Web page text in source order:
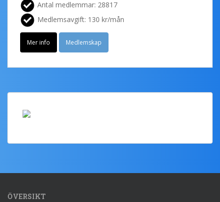
Antal medlemmar: 28817
Medlemsavgift: 130 kr/mån
Mer info Medlemskap
ÖVERSIKT